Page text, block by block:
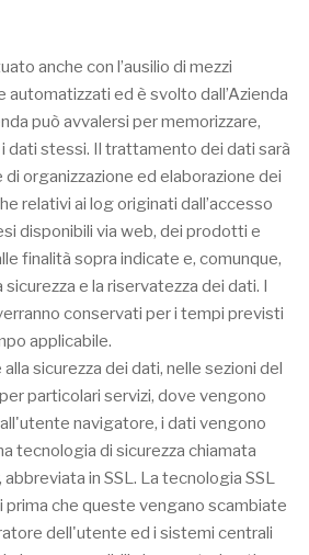
anche con l’ausilio di mezzi
ed è svolto dall’Azienda
può avvalersi per memorizzare,
stessi. Il trattamento dei dati sarà
organizzazione ed elaborazione dei
relativi ai log originati dall’accesso
disponibili via web, dei prodotti e
finalità sopra indicate e, comunque,
e la riservatezza dei dati. I
conservati per i tempi previsti
applicabile.
sicurezza dei dati, nelle sezioni del
particolari servizi, dove vengono
navigatore, i dati vengono
tecnologia di sicurezza chiamata
in SSL. La tecnologia SSL
prima che queste vengano scambiate
dell'utente ed i sistemi centrali